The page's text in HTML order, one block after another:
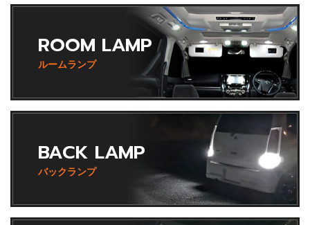
ROOM LAMP
ルームランプ
BACK LAMP
バックランプ